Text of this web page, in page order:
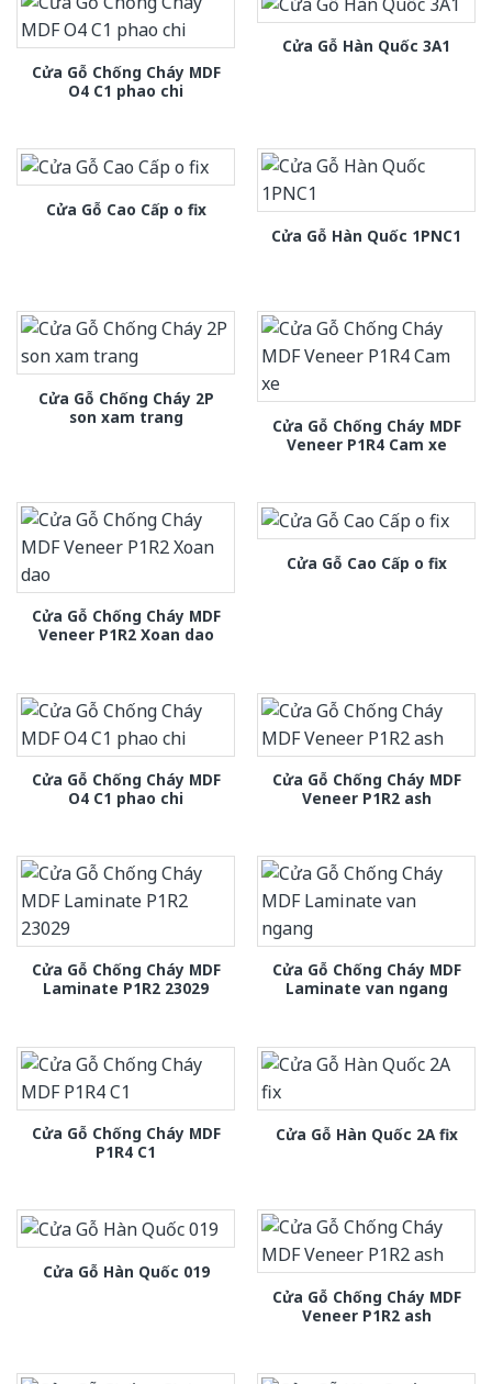
Cửa Gỗ Chống Cháy MDF
O4 C1 phao chi
Cửa Gỗ Hàn Quốc 3A1
Cửa Gỗ Cao Cấp o fix
Cửa Gỗ Hàn Quốc 1PNC1
Cửa Gỗ Chống Cháy 2P
son xam trang
Cửa Gỗ Chống Cháy MDF
Veneer P1R4 Cam xe
Cửa Gỗ Chống Cháy MDF
Veneer P1R2 Xoan dao
Cửa Gỗ Cao Cấp o fix
Cửa Gỗ Chống Cháy MDF
O4 C1 phao chi
Cửa Gỗ Chống Cháy MDF
Veneer P1R2 ash
Cửa Gỗ Chống Cháy MDF
Laminate P1R2 23029
Cửa Gỗ Chống Cháy MDF
Laminate van ngang
Cửa Gỗ Chống Cháy MDF
P1R4 C1
Cửa Gỗ Hàn Quốc 2A fix
Cửa Gỗ Hàn Quốc 019
Cửa Gỗ Chống Cháy MDF
Veneer P1R2 ash